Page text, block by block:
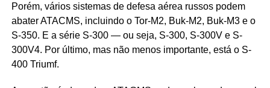
Porém, vários sistemas de defesa aérea russos podem
abater ATACMS, incluindo o Tor-M2, Buk-M2, Buk-M3 e o
S-350. E a série S-300 — ou seja, S-300, S-300V e S-
300V4. Por último, mas não menos importante, está o S-
400 Triumf.